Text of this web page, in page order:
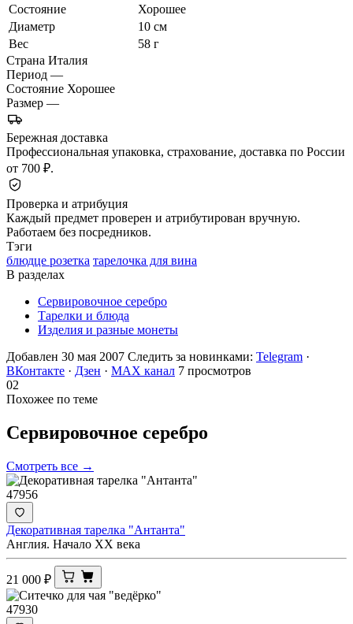
Состояние
Хорошее
Диаметр
10 см
Вес
58 г
Страна Италия
Период —
Состояние Хорошее
Размер —
Бережная доставка
Профессиональная упаковка, страхование, доставка по России
от 700 ₽.
Проверка и атрибуция
Каждый предмет проверен и атрибутирован вручную.
Работаем без посредников.
Тэги
блюдце розетка тарелочка для вина
В разделах
Сервировочное серебро
Тарелки и блюда
Изделия и разные монеты
Добавлен 30 мая 2007 Следить за новинками: Telegram ·
ВКонтакте · Дзен · MAX канал 7 просмотров
02
Похожее по теме
Сервировочное серебро
Смотреть все →
47956
Декоративная тарелка "Антанта"
Англия. Начало ХХ века
21 000 ₽
47930